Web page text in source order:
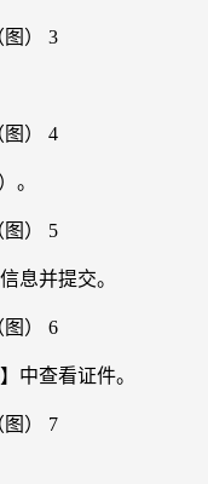
。
息并提交。
中查看证件。